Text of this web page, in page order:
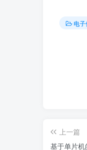
电子
上一篇
基于单片